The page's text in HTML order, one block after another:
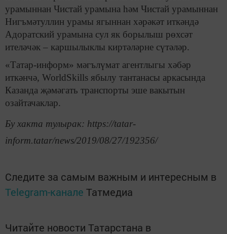
урамыннан Чистай урамына һәм Чистай урамыннан
Нигъмәтуллин урамы ягыннан хәрәкәт иткәндә
Адоратский урамына сул як борылыш рөхсәт
ителәчәк – каршылыклы киртәләрне сүтәләр.
«Татар-информ» мәгълүмат агентлыгы хәбәр
иткәнчә, WorldSkills ябылу тантанасы аркасында
Казанда җәмәгать транспорты эше вакытын
озайтачаклар.
Бу хакта тулырак: https://tatar-
inform.tatar/news/2019/08/27/192356/
Следите за самым важным и интересным в
Telegram-канале Татмедиа
Читайте новости Татарстана в